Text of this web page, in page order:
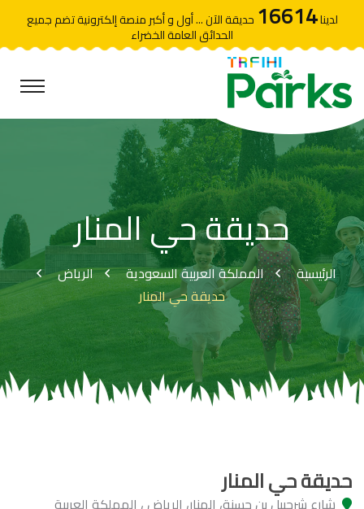
لدينا16614 حديقة الآن ... أول و أكبر منصة إلكترونية تضم جميع
الحدائق العامة الخضراء
حديقة حي المنار
الرئيسية المملكة العربية السعودية
الرياض
حديقة حي المنار
حديقة حي المنار